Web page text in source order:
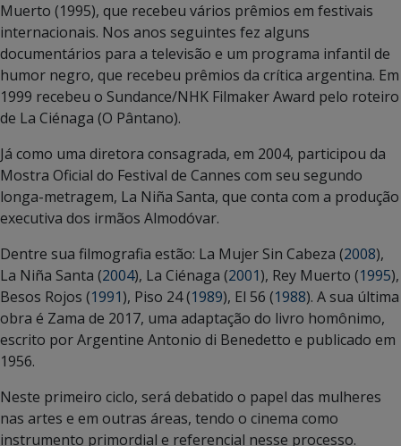
Muerto (1995), que recebeu vários prêmios em festivais
internacionais. Nos anos seguintes fez alguns
documentários para a televisão e um programa infantil de
humor negro, que recebeu prêmios da crítica argentina. Em
1999 recebeu o Sundance/NHK Filmaker Award pelo roteiro
de La Ciénaga (O Pântano).
Já como uma diretora consagrada, em 2004, participou da
Mostra Oficial do Festival de Cannes com seu segundo
longa-metragem, La Niña Santa, que conta com a produção
executiva dos irmãos Almodóvar.
Dentre sua filmografia estão: La Mujer Sin Cabeza (2008),
La Niña Santa (2004), La Ciénaga (2001), Rey Muerto (1995),
Besos Rojos (1991), Piso 24 (1989), El 56 (1988). A sua última
obra é Zama de 2017, uma adaptação do livro homônimo,
escrito por Argentine Antonio di Benedetto e publicado em
1956.
Neste primeiro ciclo, será debatido o papel das mulheres
nas artes e em outras áreas, tendo o cinema como
instrumento primordial e referencial nesse processo.